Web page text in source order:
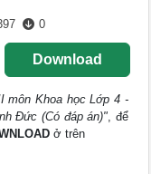
0
Download
môn Khoa học Lớp 4 -
Đức (Có đáp án)", để
ở trên